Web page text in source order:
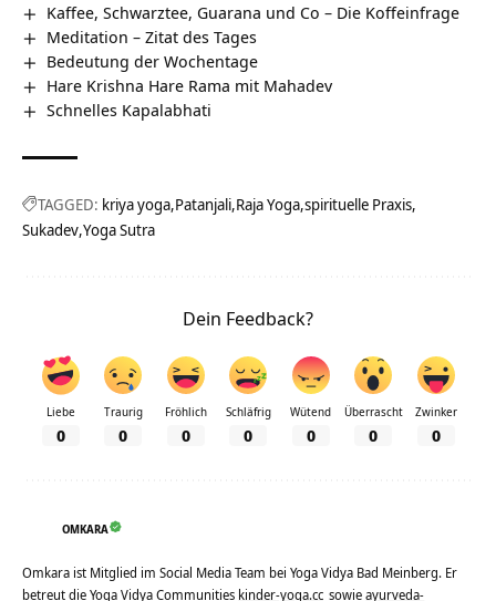
Kaffee, Schwarztee, Guarana und Co – Die Koffeinfrage
Meditation – Zitat des Tages
Bedeutung der Wochentage
Hare Krishna Hare Rama mit Mahadev
Schnelles Kapalabhati
TAGGED: kriya yoga Patanjali Raja Yoga spirituelle Praxis
Sukadev Yoga Sutra
Dein Feedback?
Liebe
0
Traurig
0
Fröhlich
0
Schläfrig
0
Wütend
0
Überrascht
0
Zwinker
0
OMKARA
Omkara ist Mitglied im Social Media Team bei Yoga Vidya Bad Meinberg. Er
betreut die Yoga Vidya Communities kinder-yoga.cc sowieayurveda-